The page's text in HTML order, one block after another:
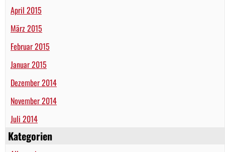
April 2015
März 2015
Februar 2015
Januar 2015
Dezember 2014
November 2014
Juli 2014
Kategorien